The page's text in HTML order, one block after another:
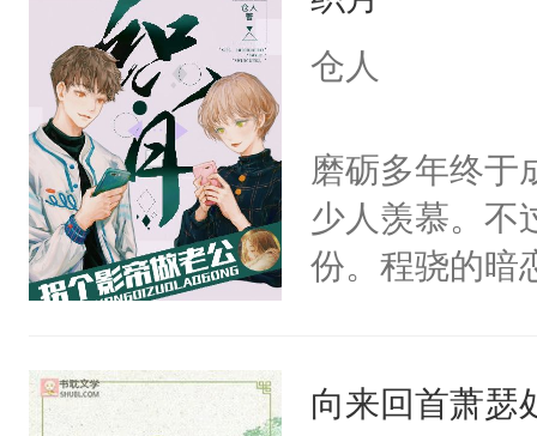
美。
仓人
磨砺多年终于
少人羡慕。不
份。程骁的暗
纪人看着保守
向来回首萧瑟